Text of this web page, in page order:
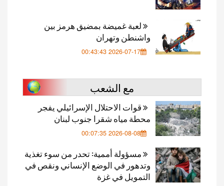
لعبة غميضة بمضيق هرمز بين
واشنطن وتهران
2026-07-17 00:43:43
مع الشعب
قوات الاحتلال الإسرائيلي يفجر
محطة مياه شقرا جنوب لبنان
2026-08-08 00:07:35
مسؤولة أممية: تحدر من سوء تغذية
وتدهور في الوضع الإنساني ونقص في
التمويل في غزة